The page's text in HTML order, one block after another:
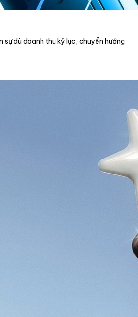
dù doanh thu kỷ lục, chuyển hướng